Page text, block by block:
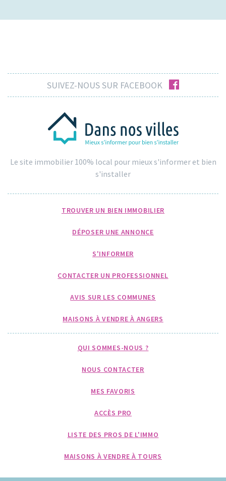
SUIVEZ-NOUS SUR FACEBOOK facebook
Le site immobilier 100% local pour mieux s'informer et bien
s'installer
TROUVER UN BIEN IMMOBILIER
DÉPOSER UNE ANNONCE
S'INFORMER
CONTACTER UN PROFESSIONNEL
AVIS SUR LES COMMUNES
MAISONS À VENDRE À ANGERS
QUI SOMMES-NOUS ?
NOUS CONTACTER
MES FAVORIS
ACCÈS PRO
LISTE DES PROS DE L'IMMO
MAISONS À VENDRE À TOURS